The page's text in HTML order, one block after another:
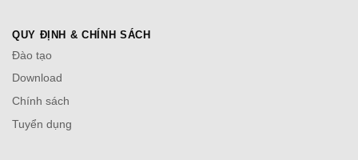
QUY ĐỊNH & CHÍNH SÁCH
Đào tạo
Download
Chính sách
Tuyển dụng